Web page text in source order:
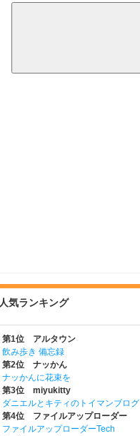
人気ランキング
第1位 アルタウン
飲み歩き 備忘録
第2位 ナッかん
ナッかんに花束を
第3位 miyukitty
ダニエルとキティのトイマンブログ
第4位 ファイルアップローダー
ファイルアップローダーTech